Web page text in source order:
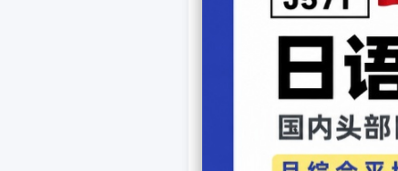
去日本留学的学员，一定
建议办理护照之前先咨询
各地出入境管理处对材料
把所需材料整理了下，